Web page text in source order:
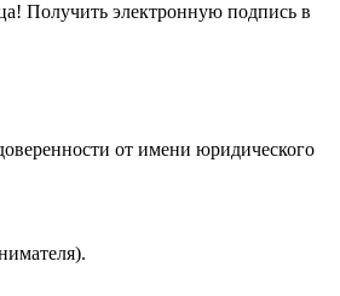
Получить электронную подпись в
от имени юридического